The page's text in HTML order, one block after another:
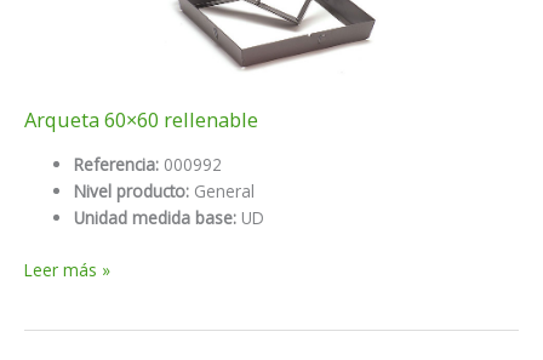
Arqueta 60×60 rellenable
Referencia: 000992
Nivel producto: General
Unidad medida base: UD
Arqueta
Leer más »